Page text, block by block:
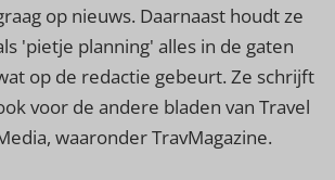
op nieuws. Daarnaast houdt ze
'pietje planning' alles in de gaten
op de redactie gebeurt. Ze schrijft
voor de andere bladen van Travel
waaronder TravMagazine.